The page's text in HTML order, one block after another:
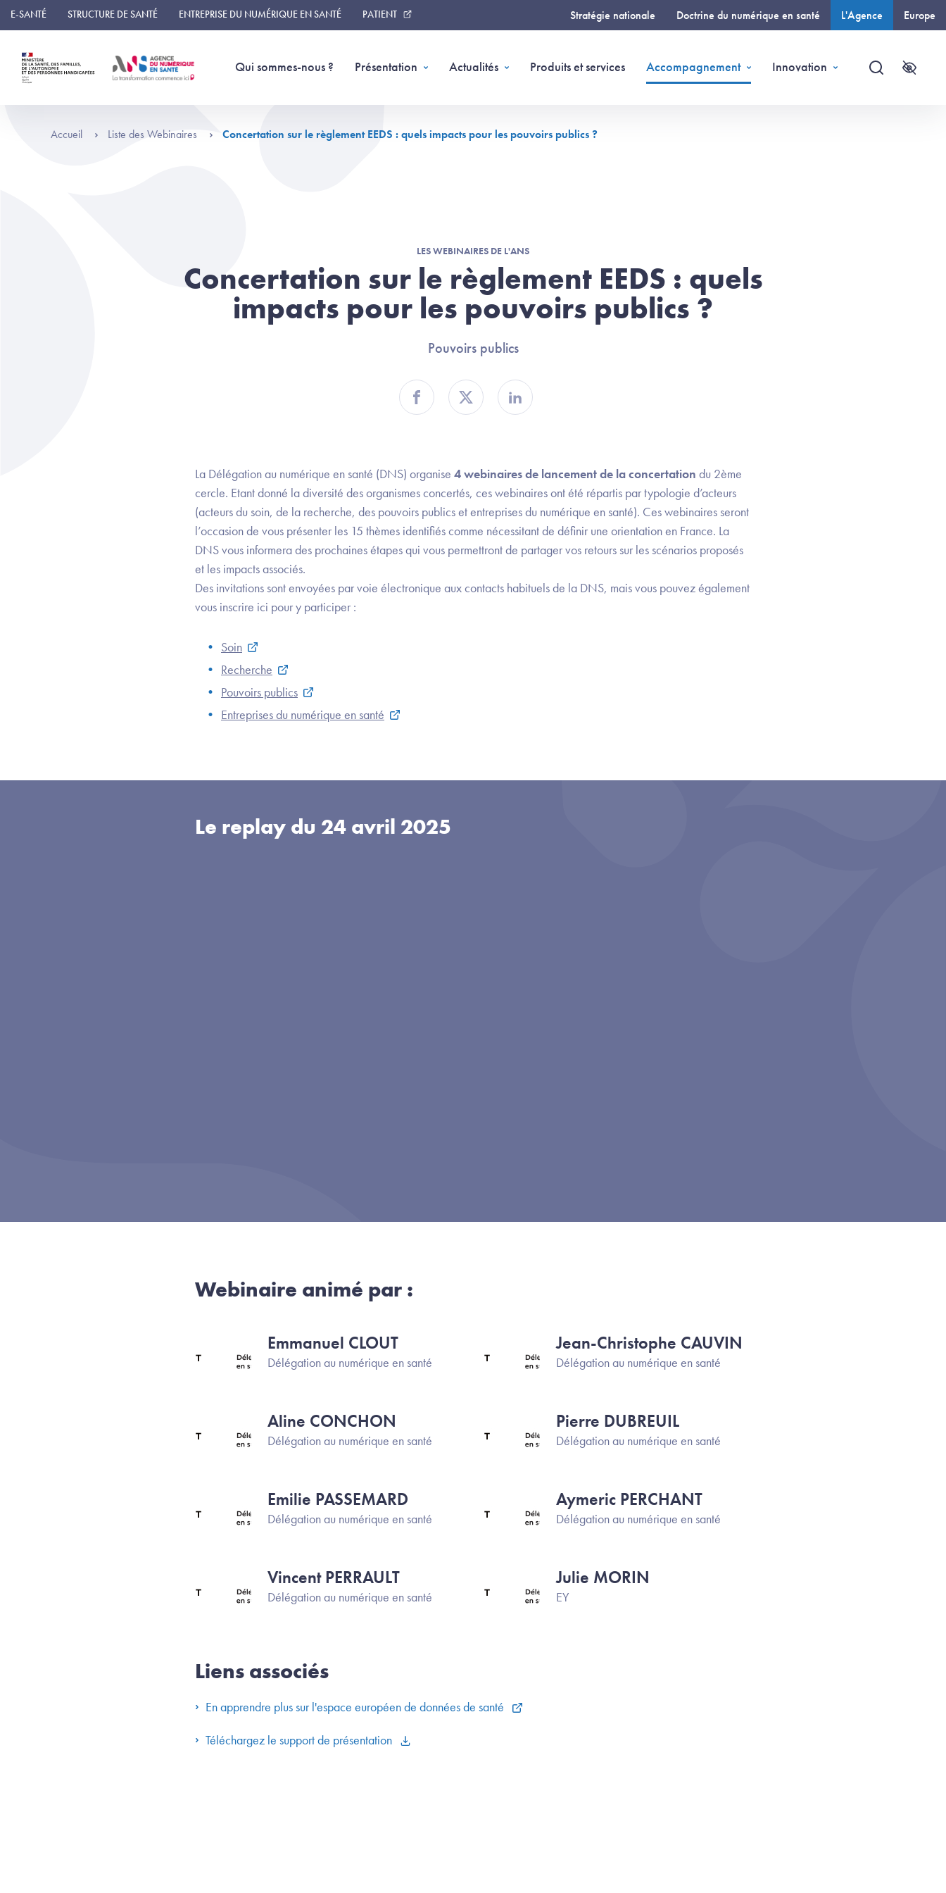
Panneau de gestion des cookies
E-SANTÉ STRUCTURE DE SANTÉ ENTREPRISE DU NUMÉRIQUE EN SANTÉ PATIENT Stratégie nationale Doctrine du numérique en santé L'Agence Europe
Qui sommes-nous ? Présentation Actualités Produits et services Accompagnement Innovation
Recherche
Accueil Liste des Webinaires Concertation sur le règlement EEDS : quels impacts pour les pouvoirs publics ?
LES WEBINAIRES DE L'ANS
Concertation sur le règlement EEDS : quels
impacts pour les pouvoirs publics ?
Pouvoirs publics
Partager sur Facebook
Partager sur TwitterPartager sur Linkedin
La Délégation au numérique en santé (DNS) organise 4 webinaires de lancement de la concertation du 2ème
cercle. Etant donné la diversité des organismes concertés, ces webinaires ont été répartis par typologie d’acteurs
(acteurs du soin, de la recherche, des pouvoirs publics et entreprises du numérique en santé). Ces webinaires seront
l’occasion de vous présenter les 15 thèmes identifiés comme nécessitant de définir une orientation en France. La
DNS vous informera des prochaines étapes qui vous permettront de partager vos retours sur les scénarios proposés
et les impacts associés.
Des invitations sont envoyées par voie électronique aux contacts habituels de la DNS, mais vous pouvez également
vous inscrire ici pour y participer :
Soin
Recherche
Pouvoirs publics
Entreprises du numérique en santé
Le replay du 24 avril 2025
Webinaire animé par :
Emmanuel CLOUT
Délégation au numérique en santé
Jean-Christophe CAUVIN
Délégation au numérique en santé
Aline CONCHON
Délégation au numérique en santé
Pierre DUBREUIL
Délégation au numérique en santé
Emilie PASSEMARD
Délégation au numérique en santé
Aymeric PERCHANT
Délégation au numérique en santé
Vincent PERRAULT
Délégation au numérique en santé
Julie MORIN
EY
Liens associés
En apprendre plus sur l'espace européen de données de santé
Téléchargez le support de présentation